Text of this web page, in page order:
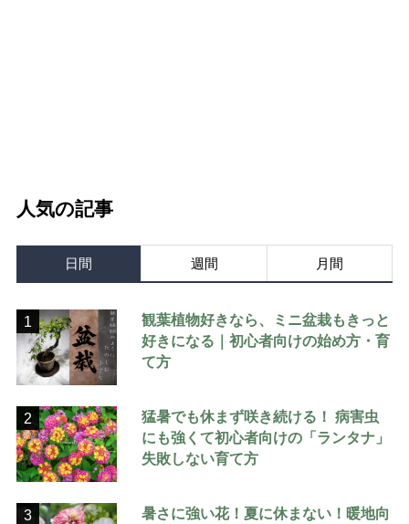
人気の記事
日間 週間 月間
1
観葉植物好きなら、ミニ盆栽もきっと
好きになる｜初心者向けの始め方・育
て方
2
猛暑でも休まず咲き続ける！ 病害虫
にも強くて初心者向けの「ランタナ」
失敗しない育て方
3
暑さに強い花！夏に休まない！暖地向